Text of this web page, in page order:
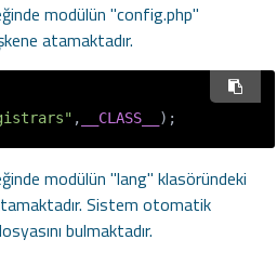
modülün "config.php"
atamaktadır.
, __CLASS__ );
modülün "lang" klasöründeki
Sistem otomatik
bulmaktadır.